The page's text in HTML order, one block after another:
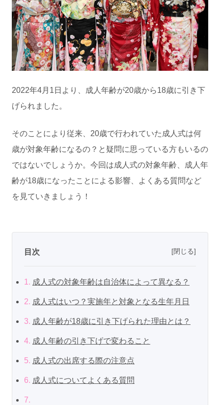
2022年4月1日より、成人年齢が20歳から18歳に引き下
げられました。
そのことにより従来、20歳で行われていた成人式は何
歳が対象年齢になるの？と疑問に思っている方もいるの
ではないでしょうか。今回は成人式の対象年齢、成人年
齢が18歳になったことによる影響、よくある質問など
を見ていきましょう！
目次 [閉じる]
1. 成人式の対象年齢は自治体によって異なる？
2. 成人式はいつ？実施年と対象となる生年月日
3. 成人年齢が18歳に引き下げられた理由とは？
4. 成人年齢の引き下げで変わること
5. 成人式の出席する際の注意点
6. 成人式についてよくある質問
7.